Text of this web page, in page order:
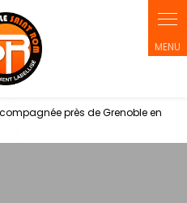
près de Grenoble en